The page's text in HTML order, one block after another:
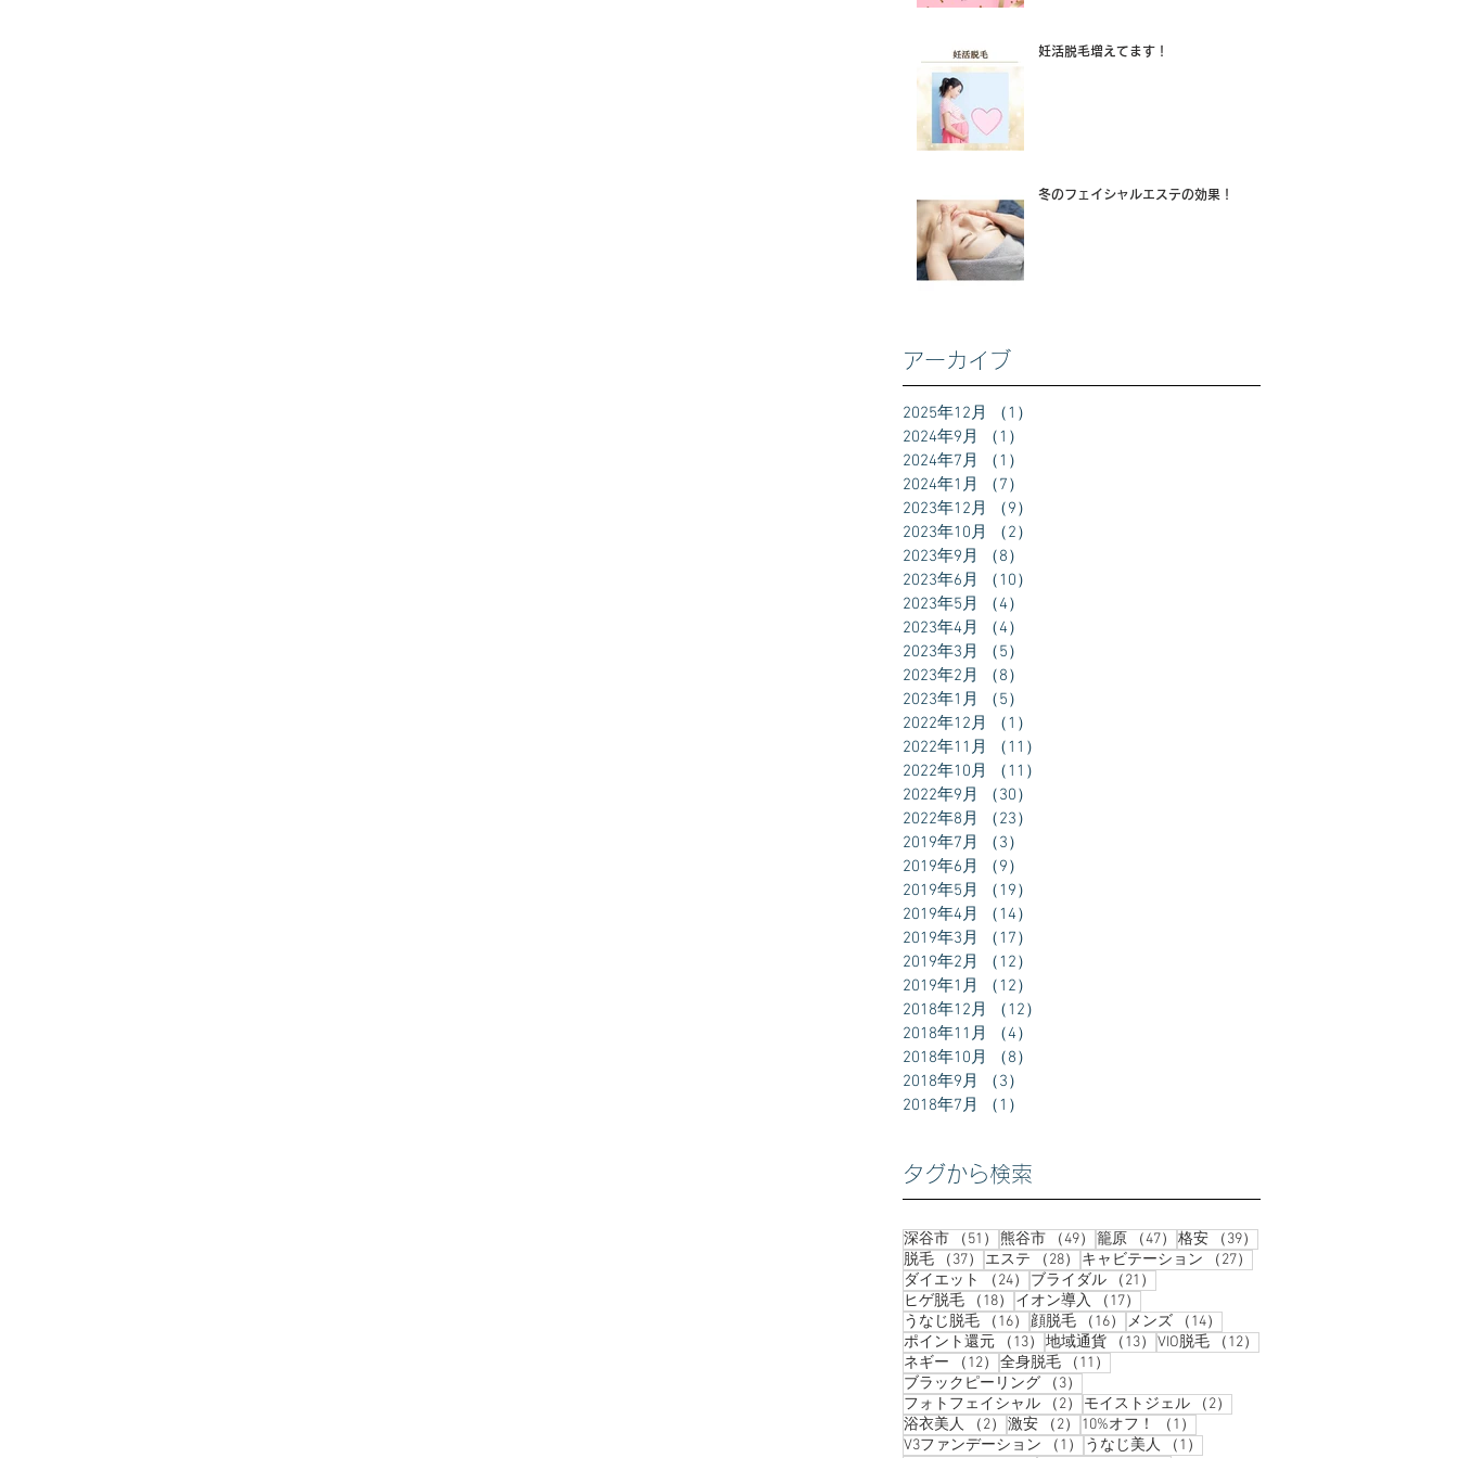
妊活脱毛増えてます！
冬のフェイシャルエステの効果！
アーカイブ
2025年12月 （1）
2024年9月
（1）
2024年7月
（1）
2024年1月
（7）
2023年12月
（9）
2023年10月
（2）
2023年9月
（8）
2023年6月
（10）
2023年5月
（4）
2023年4月
（4）
2023年3月
（5）
2023年2月
（8）
2023年1月
（5）
2022年12月
（1）
2022年11月
（11）
2022年10月
（11）
2022年9月
（30）
2022年8月
（23）
2019年7月
（3）
2019年6月
（9）
2019年5月
（19）
2019年4月
（14）
2019年3月
（17）
2019年2月
（12）
2019年1月
（12）
2018年12月
（12）
2018年11月
（4）
2018年10月
（8）
2018年9月
（3）
2018年7月
（1）
タグから検索
深谷市 （51） 51件の記事
熊谷市 （49） 49件の記事
籠原 （47） 47件の記事
格安 （39）
脱毛
（37） 37件の記事
エステ （28） 28件の記事
キャビテーション （27）
ダイエット
（24） 24件の記事
ブライダル （21）
ヒゲ脱毛
（18） 18件の記事
イオン導入 （17）
うなじ脱毛
（16） 16件の記事
顔脱毛 （16） 16件の記事
メンズ （14）
ポイント還元
（13） 13件の記事
地域通貨 （13） 13件の記事
VIO脱毛 （12）
ネギー
（12） 12件の記事
全身脱毛 （11）
ブラックピーリング
（3）
フォトフェイシャル
（2） 2件の記事
モイストジェル （2）
浴衣美人
（2） 2件の記事
激安 （2） 2件の記事
10%オフ！ （1）
V3ファンデーション
（1） 1件の記事
うなじ美人 （1）